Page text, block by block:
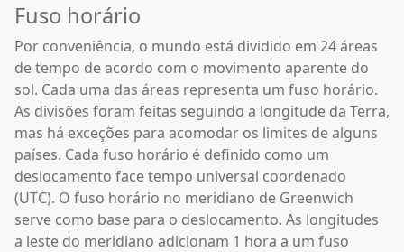
Fuso horário
Por conveniência, o mundo está dividido em 24 áreas
de tempo de acordo com o movimento aparente do
sol. Cada uma das áreas representa um fuso horário.
As divisões foram feitas seguindo a longitude da Terra,
mas há exceções para acomodar os limites de alguns
países. Cada fuso horário é definido como um
deslocamento face tempo universal coordenado
(UTC). O fuso horário no meridiano de Greenwich
serve como base para o deslocamento. As longitudes
a leste do meridiano adicionam 1 hora a um fuso